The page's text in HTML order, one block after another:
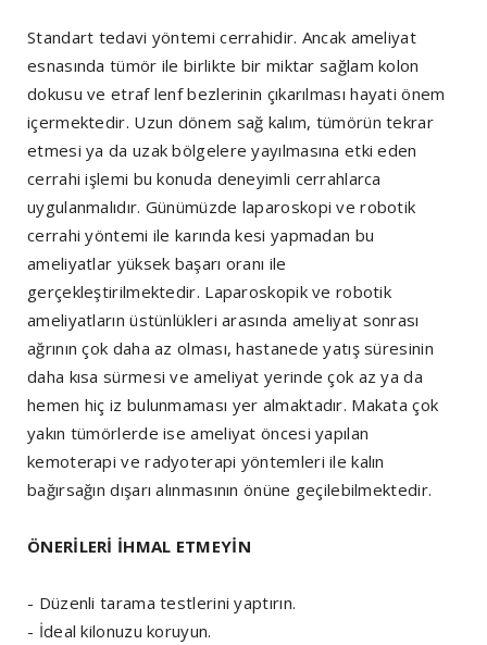
Standart tedavi yöntemi cerrahidir. Ancak ameliyat
esnasında tümör ile birlikte bir miktar sağlam kolon
dokusu ve etraf lenf bezlerinin çıkarılması hayati önem
içermektedir. Uzun dönem sağ kalım, tümörün tekrar
etmesi ya da uzak bölgelere yayılmasına etki eden
cerrahi işlemi bu konuda deneyimli cerrahlarca
uygulanmalıdır. Günümüzde laparoskopi ve robotik
cerrahi yöntemi ile karında kesi yapmadan bu
ameliyatlar yüksek başarı oranı ile
gerçekleştirilmektedir. Laparoskopik ve robotik
ameliyatların üstünlükleri arasında ameliyat sonrası
ağrının çok daha az olması, hastanede yatış süresinin
daha kısa sürmesi ve ameliyat yerinde çok az ya da
hemen hiç iz bulunmaması yer almaktadır. Makata çok
yakın tümörlerde ise ameliyat öncesi yapılan
kemoterapi ve radyoterapi yöntemleri ile kalın
bağırsağın dışarı alınmasının önüne geçilebilmektedir.
ÖNERİLERİ İHMAL ETMEYİN
- Düzenli tarama testlerini yaptırın.
- İdeal kilonuzu koruyun.